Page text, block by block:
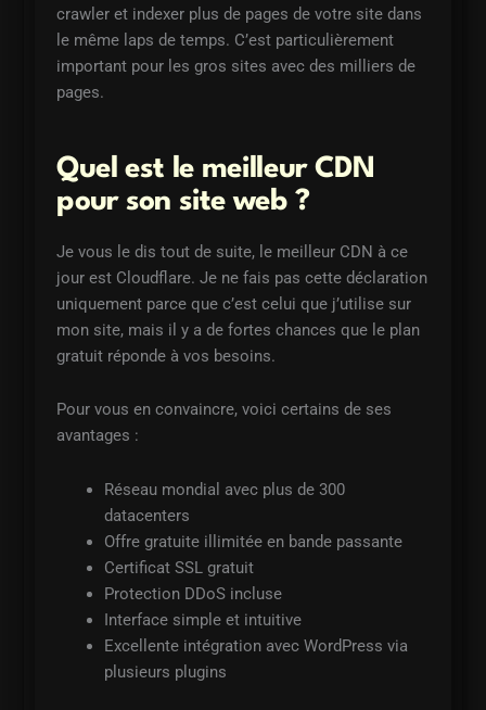
crawler et indexer plus de pages de votre site dans
le même laps de temps. C’est particulièrement
important pour les gros sites avec des milliers de
pages.
Quel est le meilleur CDN
pour son site web ?
Je vous le dis tout de suite, le meilleur CDN à ce
jour est Cloudflare. Je ne fais pas cette déclaration
uniquement parce que c’est celui que j’utilise sur
mon site, mais il y a de fortes chances que le plan
gratuit réponde à vos besoins.
Pour vous en convaincre, voici certains de ses
avantages :
Réseau mondial avec plus de 300
datacenters
Offre gratuite illimitée en bande passante
Certificat SSL gratuit
Protection DDoS incluse
Interface simple et intuitive
Excellente intégration avec WordPress via
plusieurs plugins